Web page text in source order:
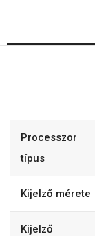
Processzor
típus
Kijelző mérete
Kijelző